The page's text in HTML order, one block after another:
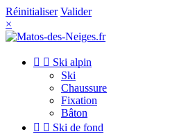
Réinitialiser Valider
×
  Ski alpin
Ski
Chaussure
Fixation
Bâton
  Ski de fond